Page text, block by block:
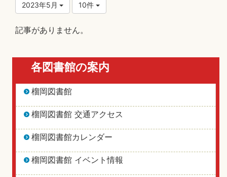
2023年5月 10件
記事がありません。
各図書館の案内
榴岡図書館
榴岡図書館 交通アクセス
榴岡図書館カレンダー
榴岡図書館 イベント情報